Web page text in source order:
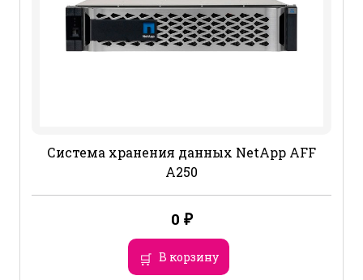
Система хранения данных NetApp AFF
A250
0 ₽
В корзину